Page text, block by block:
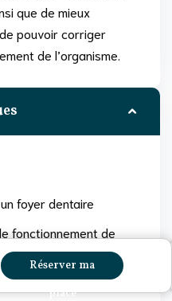
foyer dentaire
fonctionnement de
que de mieux
pouvoir corriger
de l’organisme.
Réserver ma
place